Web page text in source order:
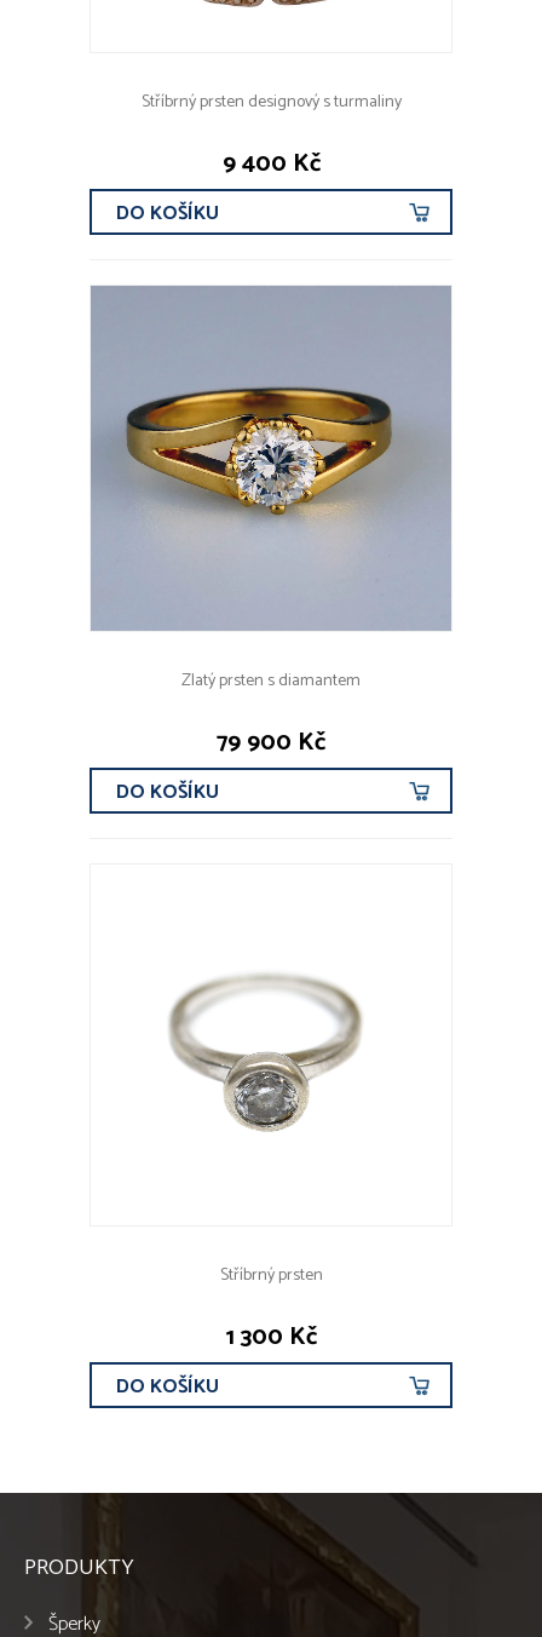
Stříbrný prsten designový s turmaliny
9 400 Kč
DO KOŠÍKU
Zlatý prsten s diamantem
79 900 Kč
DO KOŠÍKU
Stříbrný prsten
1 300 Kč
DO KOŠÍKU
PRODUKTY
Šperky